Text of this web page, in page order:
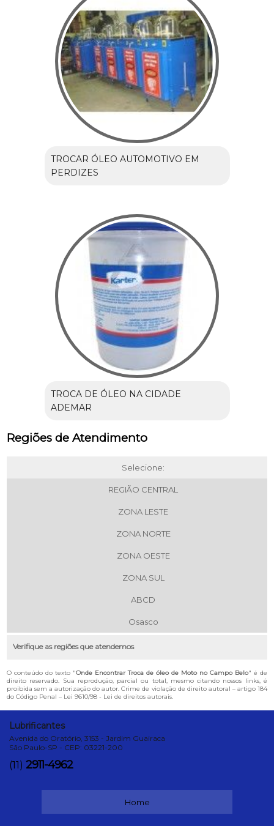
TROCAR ÓLEO AUTOMOTIVO EM
PERDIZES
TROCA DE ÓLEO NA CIDADE
ADEMAR
Regiões de Atendimento
Selecione:
REGIÃO CENTRAL
ZONA LESTE
ZONA NORTE
ZONA OESTE
ZONA SUL
ABCD
Osasco
Verifique as regiões que atendemos
O conteúdo do texto "Onde Encontrar Troca de óleo de Moto no Campo Belo" é de
direito reservado. Sua reprodução, parcial ou total, mesmo citando nossos links, é
proibida sem a autorização do autor. Crime de violação de direito autoral – artigo 184
do Código Penal – Lei 9610/98 - Lei de direitos autorais.
Lubrificantes
Avenida do Oratório, 3153 - Jardim Guairaca
São Paulo-SP - CEP: 03221-200
(11) 2911-4962
Home